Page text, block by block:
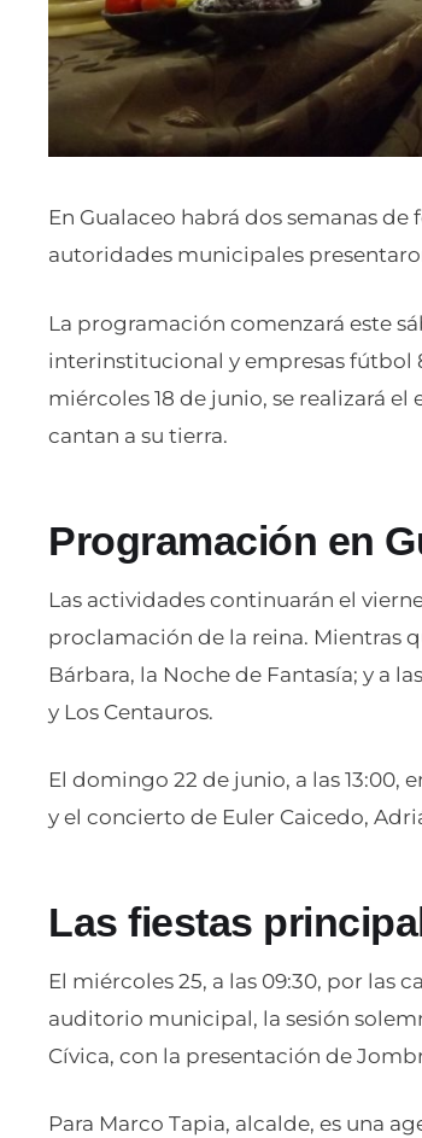
En Gualaceo habrá dos semanas
autoridades municipales
La programación comenzará este
interinstitucional y empresas fútbol
miércoles 18 de junio, se realizará el
cantan a su tierra.
Programación en
Las actividades continuarán el
proclamación de la reina. Mientras
Bárbara, la Noche de Fantasía; y a
y Los Centauros.
El domingo 22 de junio, a las 13:00,
y el concierto de Euler Caicedo,
Las fiestas
El miércoles 25, a las 09:30, por las
auditorio municipal, la sesión
Cívica, con la presentación de
Para Marco Tapia, alcalde, es una